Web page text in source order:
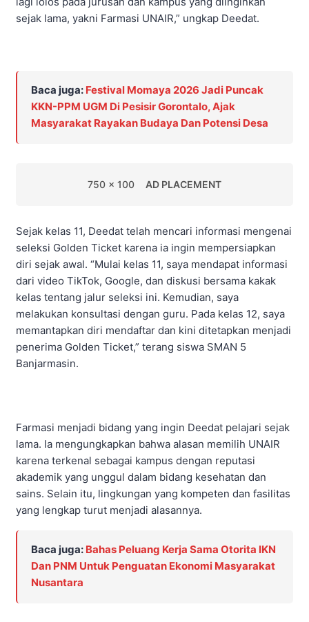
sejak lama, yakni Farmasi UNAIR,” ungkap Deedat.
Baca juga: Festival Momaya 2026 Jadi Puncak
KKN-PPM UGM Di Pesisir Gorontalo, Ajak
Masyarakat Rayakan Budaya Dan Potensi Desa
750 x 100 AD PLACEMENT
Sejak kelas 11, Deedat telah mencari informasi mengenai
seleksi Golden Ticket karena ia ingin mempersiapkan
diri sejak awal. “Mulai kelas 11, saya mendapat informasi
dari video TikTok, Google, dan diskusi bersama kakak
kelas tentang jalur seleksi ini. Kemudian, saya
melakukan konsultasi dengan guru. Pada kelas 12, saya
memantapkan diri mendaftar dan kini ditetapkan menjadi
penerima Golden Ticket,” terang siswa SMAN 5
Banjarmasin.
Farmasi menjadi bidang yang ingin Deedat pelajari sejak
lama. Ia mengungkapkan bahwa alasan memilih UNAIR
karena terkenal sebagai kampus dengan reputasi
akademik yang unggul dalam bidang kesehatan dan
sains. Selain itu, lingkungan yang kompeten dan fasilitas
yang lengkap turut menjadi alasannya.
Baca juga: Bahas Peluang Kerja Sama Otorita IKN
Dan PNM Untuk Penguatan Ekonomi Masyarakat
Nusantara